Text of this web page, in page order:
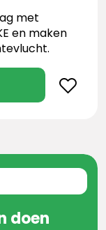
met
en maken
doen